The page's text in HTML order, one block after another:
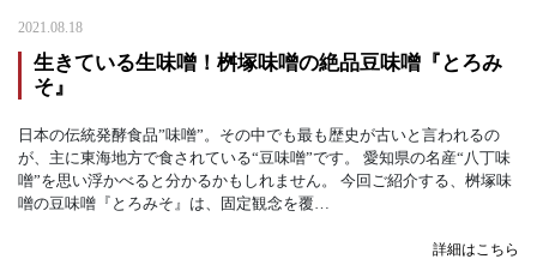
2021.08.18
生きている生味噌！桝塚味噌の絶品豆味噌『とろみ
そ』
日本の伝統発酵食品”味噌”。その中でも最も歴史が古いと言われるの
が、主に東海地方で食されている“豆味噌”です。 愛知県の名産“八丁味
噌”を思い浮かべると分かるかもしれません。 今回ご紹介する、桝塚味
噌の豆味噌『とろみそ』は、固定観念を覆…
詳細はこちら